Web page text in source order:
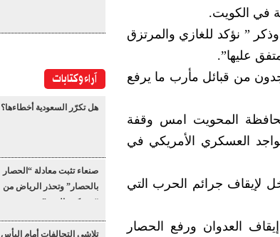
في الكويت.
” نؤكد للغازي والمرتزق
عليها”.
من قبائل مأرب ما يرفع
المحويت امس وقفة
العسكري الأمريكي في
لإيقاف جرائم الحرب التي
العدوان ورفع الحصار
آراء وكتابات
هل تكرّر السعودية أخطاءها؟
صنعاء تثبت معادلة “الحصار
بالحصار” وتحذر الرياض من
“عسكرة البحر”
تلاشي التحالفات أمام البأس